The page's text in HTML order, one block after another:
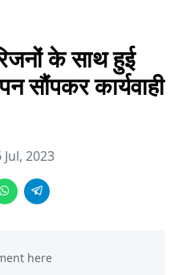
के साथ हुई
सौंपकर कार्यवाही
Jul, 2023